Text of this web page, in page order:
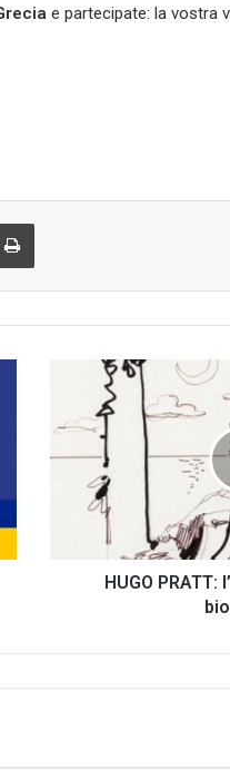
e partecipate: la vostra
email Print
l’eredità,
la
biografia
HUGO PRATT: